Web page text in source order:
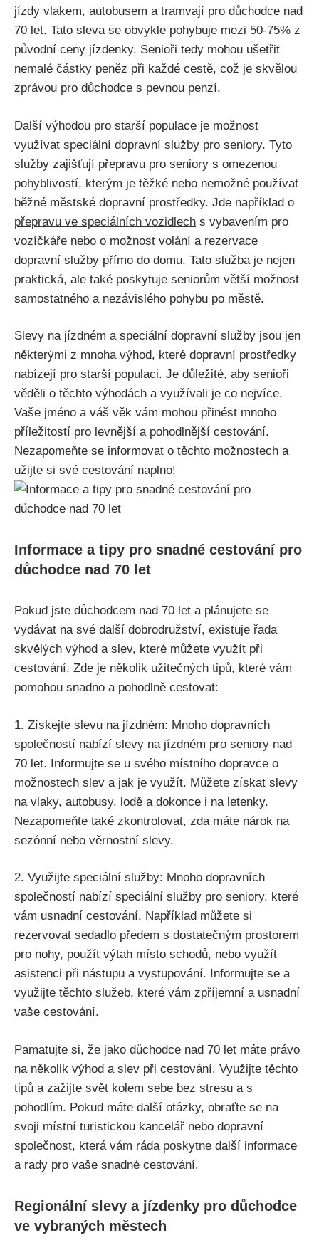
jízdy vlakem, autobusem a tramvají pro důchodce nad⁤
70 let. Tato sleva se obvykle pohybuje mezi 50-75% ‌z
původní ceny jízdenky. Senioři tedy mohou ‍ušetřit
nemalé částky peněz při každé cestě, ⁣což je skvělou
zprávou pro⁢ důchodce s pevnou penzí.
Další výhodou pro⁢ starší populace je možnost
využívat‌ speciální dopravní služby pro‍ seniory. ⁢Tyto
služby zajišťují přepravu pro seniory s⁤ omezenou
pohyblivostí, kterým‍ je těžké nebo nemožné používat
běžné městské dopravní ⁢prostředky. Jde například o
přepravu ve speciálních vozidlech s vybavením pro
vozíčkáře​ nebo o možnost volání a rezervace
dopravní služby přímo do domu. Tato služba je‌ nejen
praktická, ale také poskytuje seniorům‌ větší možnost
samostatného a nezávislého pohybu po městě.
Slevy na jízdném a speciální ⁢dopravní služby jsou jen
některými z mnoha výhod,‌ které dopravní prostředky
nabízejí pro starší populaci. Je důležité, aby ⁣senioři
věděli​ o těchto výhodách a využívali je co nejvíce.
Vaše ‍jméno a váš věk vám mohou přinést mnoho​
příležitostí pro levnější a⁣ pohodlnější cestování.
Nezapomeňte se ⁢informovat o‍ těchto možnostech ⁤a​
užijte si ​své cestování naplno!
Informace a tipy pro snadné cestování pro
důchodce nad ⁢70 let
Pokud jste ‍důchodcem nad 70 ⁢let a plánujete⁤ se
vydávat na své další ‍dobrodružství,​ existuje řada
skvělých výhod a slev, které můžete využít při
⁢cestování. ⁣Zde je několik ‍užitečných tipů, které vám
pomohou snadno a ⁣pohodlně cestovat:
1. Získejte ⁢slevu ⁤na jízdném: Mnoho‍ dopravních
společností​ nabízí slevy na jízdném pro seniory⁤ nad ​
70 let. Informujte ​se u ⁤svého místního dopravce o
možnostech slev a jak je využít. Můžete získat ⁣slevy
na vlaky, autobusy, lodě a dokonce i na letenky.
‍Nezapomeňte také zkontrolovat, zda ⁤máte nárok na
sezónní ‍nebo věrnostní‍ slevy.
2. ⁢Využijte speciální ‌služby: Mnoho dopravních
společností nabízí speciální služby pro seniory,⁢ které
vám usnadní cestování. Například můžete ‌si
⁢rezervovat sedadlo ‌předem s ‌dostatečným prostorem
‍pro nohy, použít výtah ⁢místo schodů, nebo využít‍
asistenci při nástupu a vystupování. Informujte se a
využijte ⁢těchto služeb, které vám ⁤zpříjemní⁣ a‍ usnadní
⁣vaše cestování.
Pamatujte si,⁣ že jako důchodce nad 70 let máte právo
na několik výhod‍ a⁢ slev při⁤ cestování. Využijte těchto⁢
tipů a zažijte svět kolem sebe ​bez stresu a s
pohodlím. Pokud máte další ⁢otázky, obraťte ‍se na
svoji místní turistickou kancelář nebo dopravní
společnost, která vám ⁤ráda poskytne‌ další informace​
a ‌rady‍ pro vaše ‌snadné cestování.⁢
Regionální slevy a jízdenky pro důchodce
ve vybraných městech